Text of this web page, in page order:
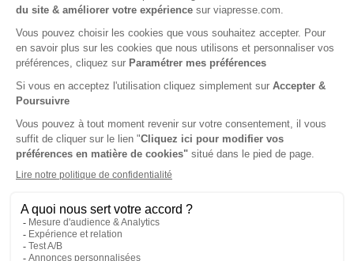
Papier
Je choisis une durée
Abonnement 1 an
6 n° • Papier
25€50 00
Renouvellement à date d’anniversaire